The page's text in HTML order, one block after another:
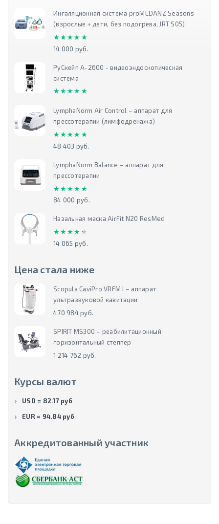
Ингаляционная система proMEDANZ Seasons
(взрослые + дети, без подогрева, JRT S05)
★★★★★
★★★★★
14 000 руб.
РуСкейп А-2600 - видеоэндоскопическая
система
★★★★★
★★★★★
LymphaNorm Air Control – аппарат для
прессотерапии (лимфодренажа)
★★★★★
★★★★★
48 403 руб.
LymphaNorm Balance – аппарат для
прессотерапии
★★★★★
★★★★★
84 000 руб.
Назальная маска AirFit N20 ResMed
★★★★★
★★★★★
14 065 руб.
Цена стала ниже
Scopula CaviPro VRFM I – аппарат
ультразвуковой кавитации
470 984 руб.
SPIRIT MS300 – реабилитационный
горизонтальный степпер
1 214 762 руб.
Курсы валют
USD = 82.17 руб
EUR = 94.84 руб
Аккредитованный участник